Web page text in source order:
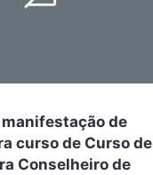
manifestação de
curso de Curso de
Conselheiro de